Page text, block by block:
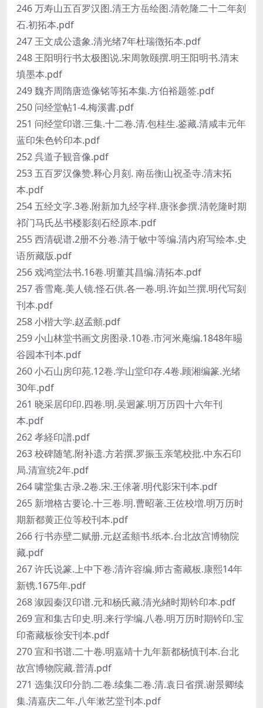
246 万寿山五百罗汉图.清王方岳绘图.清乾隆二十二年刻
石.初拓本.pdf
247 王文成公遗象.清光绪7年杜瑞徴拓本.pdf
248 王阳明行书太极图说.宋周敦颐撰.明王阳明书.清末
填墨本.pdf
249 魏齐周隋唐造像铭等拓本集.方伯裕题签.pdf
250 问经堂帖1-4.梅溪書.pdf
251 问经堂印谱.三集.十二卷.清.包桂生.鉴藏.清咸丰元年
蓝印朱色钤印本.pdf
252 呉道子観音像.pdf
253 五百罗汉像赞.释心月刻. 南岳衡山祝圣寺.清末拓
本.pdf
254 五经文字.3卷.附新加九经字样.唐张参撰.清乾隆时期
祁门马氏丛书楼影刻石经原本.pdf
255 西清砚谱.2册不分卷.清于敏中等编.清内府写绘本.史
语所藏版.pdf
256 戏鸿堂法书.16卷.明董其昌编.清拓本.pdf
257 香雪庵.美人镜.怪石供.各一卷.明.许如兰撰.明代写刻
刊本.pdf
258 小楷大学.赵孟頫.pdf
259 小山林堂书画文房图录.10卷.市河米庵编.1848年晹
谷园本刊本.pdf
260 小石山房印苑.12卷.学山堂印存.4卷.顾湘编篆.光绪
30年.pdf
261 晓采居印印.四卷.明.吴迥篆.明万历四十六年刊
本.pdf
262 孝経印譜.pdf
263 校碑随笔.附补遗.方若撰.罗振玉亲笔校批.中东石印
局.清宣统2年.pdf
264 啸堂集古录.2卷.宋.王俅著.明代影宋刊本.pdf
265 新增格古要论.十三卷.明.曹昭著.王佐校増.明万历时
期新都黄正位等校刊本.pdf
266 行书赤壁二赋册.元赵孟頫书.纸本.台北故宫博物院
藏.pdf
267 许氏说篆.上中下卷.清许容编.师古斋藏板.康熙14年
新镌.1675年.pdf
268 溆园秦汉印谱.元和杨氏藏.清光緖时期钤印本.pdf
269 宣和集古印史.明.来行学编.八卷.明万历时期钤印.宝
印斋藏板徐安刊本.pdf
270 宣和书谱.二十卷.明嘉靖十九年新都杨慎刊本.台北
故宫博物院藏.普清.pdf
271 选集汉印分韵.二卷.续集二卷.清.袁日省撰.谢景卿续
集.清嘉庆二年.八年漱艺堂刊本.pdf